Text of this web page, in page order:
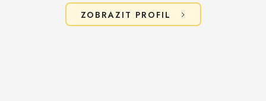
ZOBRAZIT PROFIL